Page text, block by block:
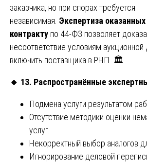
заказчика, но при спорах требуется
независимая. Экспертиза оказанных
контракту по 44-ФЗ позволяет
несоответствие условиям
включить поставщика в РНП. 🏛️
🔹 13. Распространённые
Подмена услуги результатом
Отсутствие методики оценки
услуг.
Некорректный выбор аналогов
Игнорирование деловой